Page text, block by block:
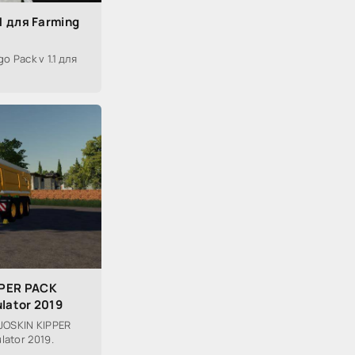
для Farming
Pack v 1.1 для
PACK
2019
KIPPER
2019.